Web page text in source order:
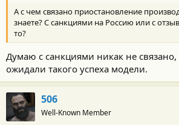
А с чем связано приостановление
знаете? С санкциями на Россию или с
то?
Думаю с санкциями никак не
ожидали такого успеха модели.
506
Well-Known Member